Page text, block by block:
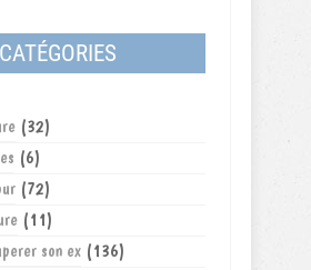
CATÉGORIES
(32)
(6)
(72)
(11)
son ex (136)